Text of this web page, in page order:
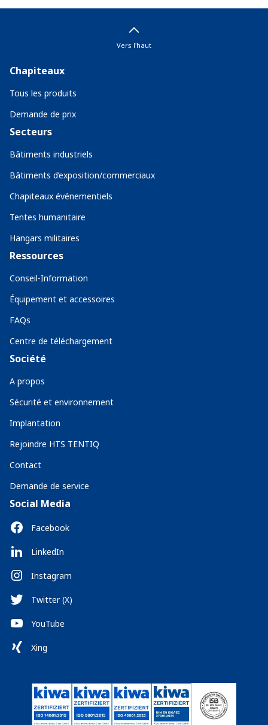
Vers l'haut
Chapiteaux
Tous les produits
Demande de prix
Secteurs
Bâtiments industriels
Bâtiments d’exposition/commerciaux
Chapiteaux événementiels
Tentes humanitaire
Hangars militaires
Ressources
Conseil-Information
Équipement et accessoires
FAQs
Centre de téléchargement
Société
A propos
Sécurité et environnement
Implantation
Rejoindre HTS TENTIQ
Contact
Demande de service
Social Media
Facebook
LinkedIn
Instagram
Twitter (X)
YouTube
Xing